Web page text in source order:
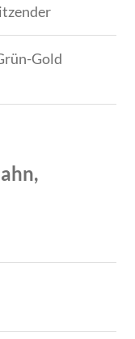
Gold